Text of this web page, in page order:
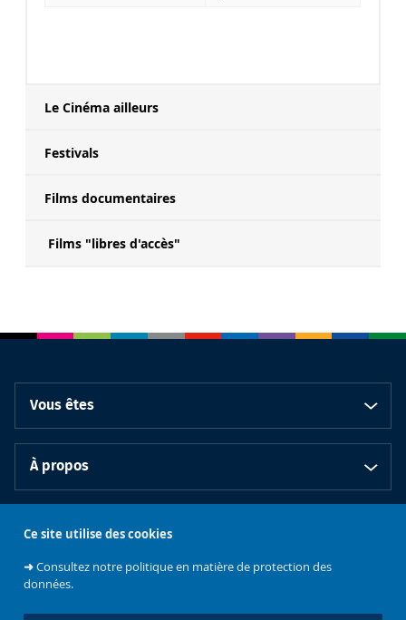
Ce site utilise des cookies
➜Consultez notre politique en matière de protection des
données.
Le Cinéma ailleurs
Festivals
Films documentaires
Films "libres d'accès"
Vous êtes
À propos
Bibliothèques